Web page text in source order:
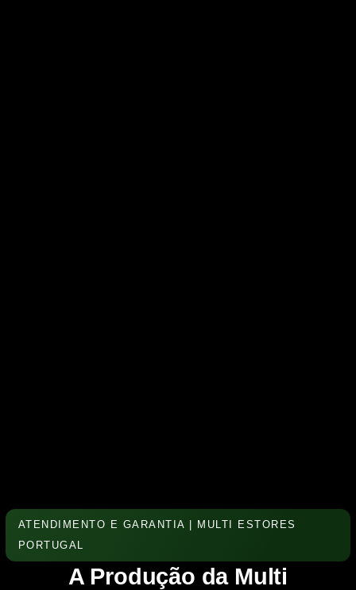
ATENDIMENTO E GARANTIA | MULTI ESTORES
PORTUGAL
A Produção da Multi